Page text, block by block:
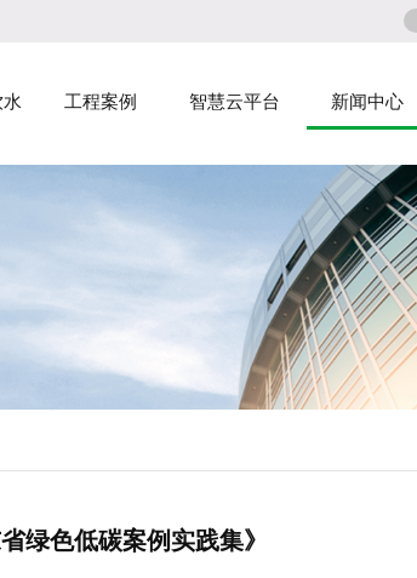
工程案例 智慧云平台 新闻中心
绿色低碳案例实践集》